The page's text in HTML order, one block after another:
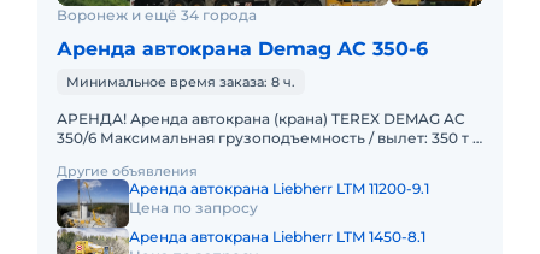
Воронеж и ещё 34 города
Аренда автокрана Demag AC 350-6
Минимальное время заказа: 8 ч.
АРЕНДА! Аренда автокрана (крана) TEREX DEMAG AC
350/6 Максимальная грузоподъемность / вылет: 350 т /
Другие объявления
Аренда автокрана Liebherr LTM 11200-9.1
Цена по запросу
Аренда автокрана Liebherr LTM 1450-8.1